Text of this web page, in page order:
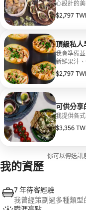
心設計的
$2,797
每人 $2,797
頂級私人
我會準備
新鮮果汁、優質咖啡和茶
卉裝飾
$2,797
每人 $2,797
可供分享
我提供各
$3,356
每人 $3,356
你可以傳送訊
我的資歷
7 年待客經驗
我曾經策劃過多種類型